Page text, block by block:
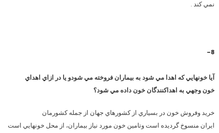
نمي كند .
8-
آيا خونهايي كه اهدا مي شود به بيماران فروخته مي شودو يا در ازاي اهداي
خون وجهي به اهداکنندگان خون داده مي شود؟
خريد وفروش خون در بسياري از كشورهاي جهان از جمله کشورمان
ايران منسوخ گرديده است وتامين خون مورد نياز بيماران، از محل خونهايي است